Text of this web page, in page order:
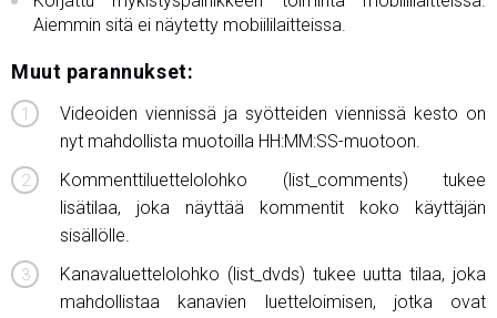
Aiemmin sitä ei näytetty mobiililaitteissa.
Muut parannukset:
Videoiden viennissä ja syötteiden viennissä kesto on
nyt mahdollista muotoilla HH:MM:SS-muotoon.
Kommenttiluettelolohko (list_comments) tukee
lisätilaa, joka näyttää kommentit koko käyttäjän
sisällölle.
Kanavaluettelolohko (list_dvds) tukee uutta tilaa, joka
mahdollistaa kanavien luetteloimisen, jotka ovat